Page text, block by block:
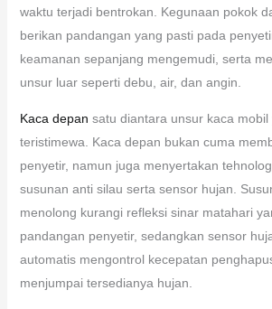
waktu terjadi bentrokan. Kegunaan pokok
berikan pandangan yang pasti pada
keamanan sepanjang mengemudi, serta
unsur luar seperti debu, air, dan angin.
Kaca depan satu diantara unsur kaca
teristimewa. Kaca depan bukan cuma
penyetir, namun juga menyertakan
susunan anti silau serta sensor hujan.
menolong kurangi refleksi sinar matahari
pandangan penyetir, sedangkan sensor
automatis mengontrol kecepatan
menjumpai tersedianya hujan.